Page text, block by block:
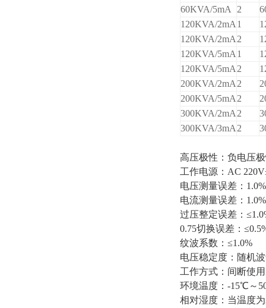
60KVA/5mA
2
120KVA/2mA 1
120KVA/2mA 2
120KVA/5mA 1
120KVA/5mA 2
200KVA/2mA 2
200KVA/5mA 2
300KVA/2mA 2
300KVA/3mA 2
高压极性：负电压
工作电源：AC
电压测量误差：
电流测量误差：
过压整定误差：
0.75切换误差：
纹波系数：≤1.0%
电压稳定度：随机
工作方式：间断使
环境温度：-15℃～
相对湿度：当温度